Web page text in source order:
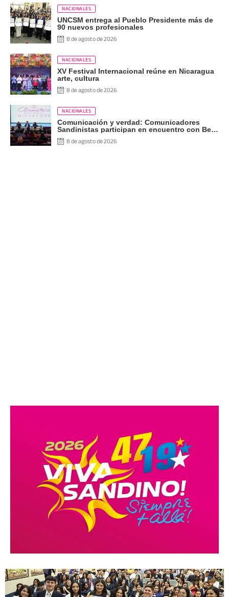
NACIONALES
UNCSM entrega al Pueblo Presidente más de
90 nuevos profesionales
8 de agosto de 2026
NACIONALES
XV Festival Internacional reúne en Nicaragua
arte, cultura
8 de agosto de 2026
NACIONALES
Comunicación y verdad: Comunicadores
Sandinistas participan en encuentro con Ben
Norton8 de agosto de 2026